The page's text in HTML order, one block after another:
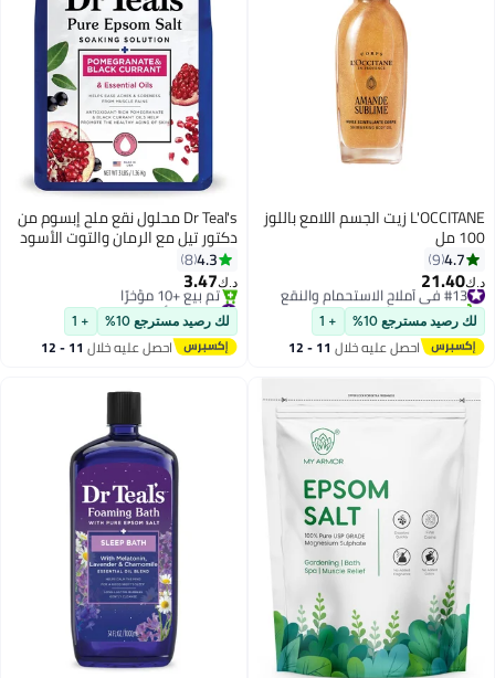
L'OCCITANE زيت الجسم اللامع باللوز
100 مل
4.7
9
د.ك‏21.40
#13 في أملاح الاستحمام والنقع
تم بيع +10 مؤخرًا
#13 في أملاح الاستحمام والنقع
لك رصيد مسترجع 10% + 1
احصل عليه خلال 11 - 12
Dr Teal's محلول نقع ملح إبسوم من
دكتور تيل مع الرمان والتوت الأسود
1.36 كجم4.3
8
د.ك‏3.47
#17 في أملاح الاستحمام والنقع
أقل سعر في 7 يوم
تم بيع +10 مؤخرًا
#17 في أملاح الاستحمام والنقع
لك رصيد مسترجع 10% + 1
احصل عليه خلال 11 - 12